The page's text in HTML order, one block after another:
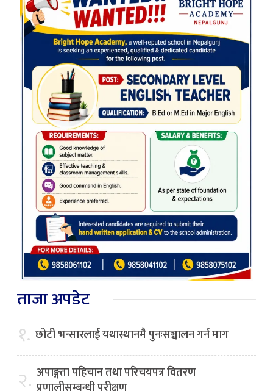
ताजा अपडेट
१. छोटी भन्सारलाई यथास्थानमै पुनःसञ्चालन गर्न माग
२. अपाङ्गता पहिचान तथा परिचयपत्र वितरण